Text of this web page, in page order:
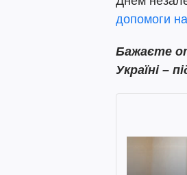
допомоги
Бажаєте
Україні –